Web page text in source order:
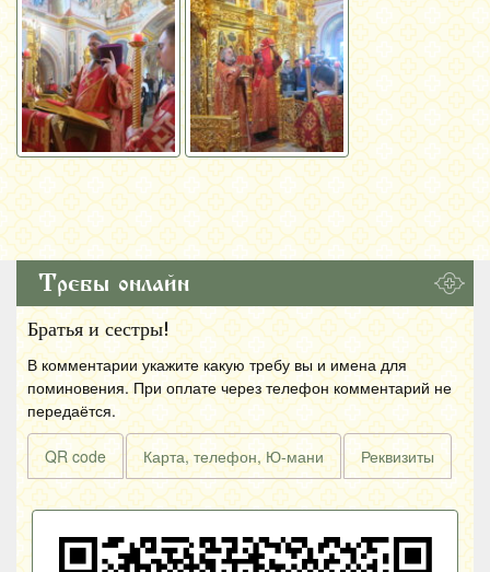
Требы онлайн
Братья и сестры!
В комментарии укажите какую требу вы и имена для
поминовения. При оплате через телефон комментарий не
передаётся.
QR code Карта, телефон, Ю-мани Реквизиты